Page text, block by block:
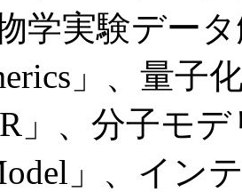
学実験デー
」、量子
」、分子モ
」、イ